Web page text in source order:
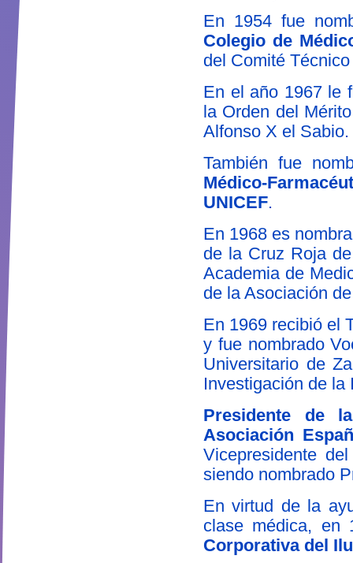
En 1954 fue
Colegio de
del Comité
En el año 1967 le
la Orden del
Alfonso X el Sabio.
También fue
Médico-
UNICEF.
En 1968 es
de la Cruz Roja
Academia de
de la Asociación
En 1969 recibió el
y fue nombrado
Universitario de
Investigación de la
Presidente de
Asociación
Vicepresidente
siendo nombrado
En virtud de la
clase médica,
Corporativa del